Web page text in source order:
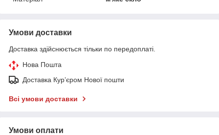
Умови доставки
Доставка здійснюється тільки по передоплаті.
Нова Пошта
Доставка Курʼєром Нової пошти
Всі умови доставки
Умови оплати